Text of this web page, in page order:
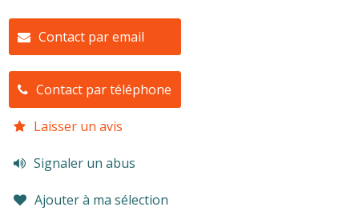
Contact par email
Contact par téléphone
Laisser un avis
Signaler un abus
Ajouter à ma sélection